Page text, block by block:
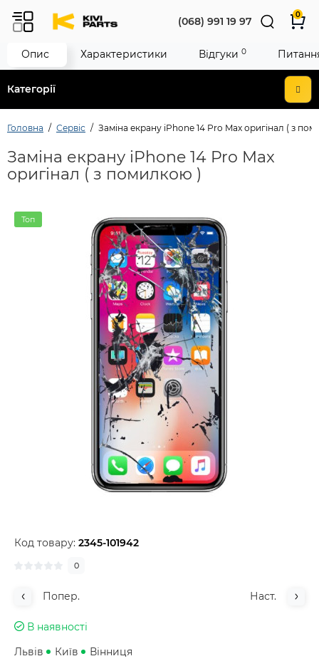
Категорії
(068) 991 19 97
0
Головна Сервіс Заміна екрану iPhone 14 Pro Max оригінал ( з
Заміна екрану iPhone 14 Pro Max
оригінал ( з помилкою )
Топ
Код товару: 2345-101942
0
Попер. Наст.
В наявності
Львів
Київ Вінниця
Опис Характеристики Відгуки 0